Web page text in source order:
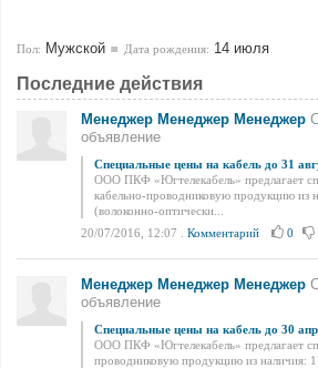
Пол: Мужской Дата рождения: 14 июля
Последние действия
Менеджер Менеджер Менеджер
объявление
Специальные цены на кабель до 31
ООО ПКФ «Югтелекабель» предлагает
кабельно-проводниковую продукцию из
(волоконно-оптически...
20/07/2016, 12:07
Комментарий 0
Менеджер Менеджер Менеджер
объявление
Специальные цены на кабель до 30
ООО ПКФ «Югтелекабель» предлагает
проводниковую продукцию из наличия: